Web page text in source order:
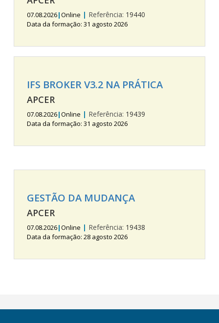
07.08.2026|Online | Referência: 19440
Data da formação: 31 agosto 2026
IFS BROKER V3.2 NA PRÁTICA
APCER
07.08.2026|Online | Referência: 19439
Data da formação: 31 agosto 2026
GESTÃO DA MUDANÇA
APCER
07.08.2026|Online | Referência: 19438
Data da formação: 28 agosto 2026